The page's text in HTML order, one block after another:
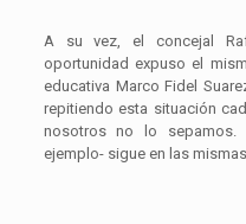
A su vez, el concejal
oportunidad expuso el
educativa Marco Fidel
repitiendo esta situación
nosotros no lo sepamos.
ejemplo- sigue en las